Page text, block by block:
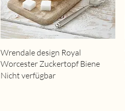
Schnellansicht
Wrendale design Royal
Worcester Zuckertopf Biene
Nicht verfügbar